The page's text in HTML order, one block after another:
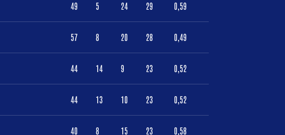
49 5 24 29 0,59
57 8 20 28 0,49
44 14 9 23 0,52
44 13 10 23 0,52
40 8 15 23 0,58